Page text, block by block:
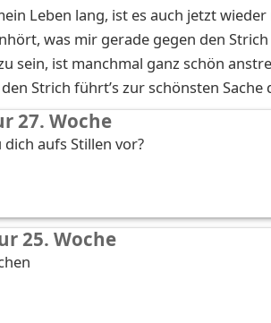
Leben lang, ist es auch jetzt
was mir gerade gegen den
sein, ist manchmal ganz schön
Strich führt’s zur schönsten Sache
27. Woche
aufs Stillen vor?
25. Woche